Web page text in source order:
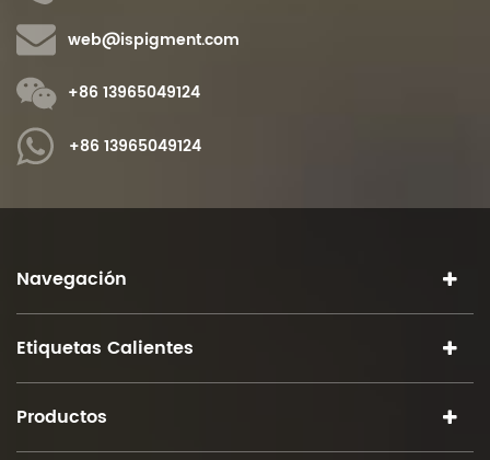
web@ispigment.com
+86 13965049124
+86 13965049124
Navegación
Etiquetas Calientes
Productos